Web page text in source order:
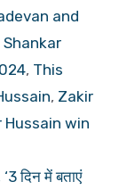
and
Shankar
, This
, Zakir
Hussain win
दिन में बताएं